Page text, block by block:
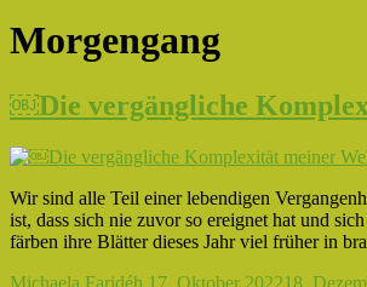
Morgengang
￼Die vergängliche
Wir sind alle Teil einer lebendigen
ist, dass sich nie zuvor so ereignet hat und
färben ihre Blätter dieses Jahr viel früher in
Michaela Faridéh 17. Oktober 202218.